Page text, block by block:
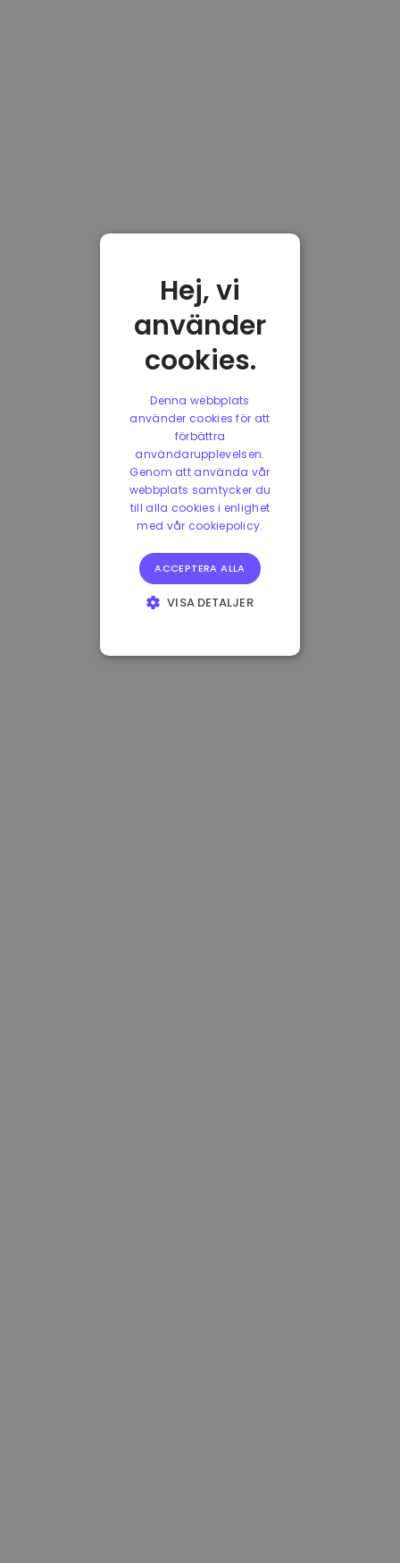
Hej, vi
använder
cookies.
Denna webbplats
använder cookies för att
förbättra
användarupplevelsen.
Genom att använda vår
webbplats samtycker du
till alla cookies i enlighet
med vår cookiepolicy.
ACCEPTERA ALLA
VISA DETALJER